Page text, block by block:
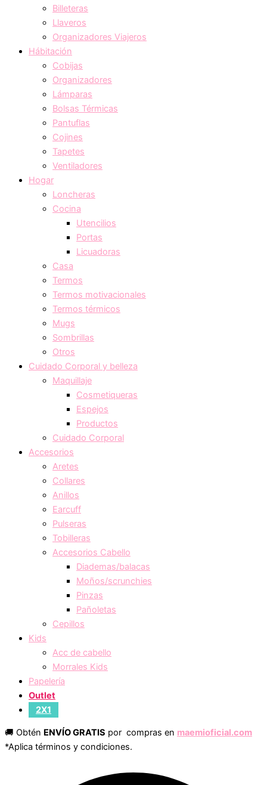
Billeteras
Llaveros
Organizadores Viajeros
Hábitación
Cobijas
Organizadores
Lámparas
Bolsas Térmicas
Pantuflas
Cojines
Tapetes
Ventiladores
Hogar
Loncheras
Cocina
Utencilios
Portas
Licuadoras
Casa
Termos
Termos motivacionales
Termos térmicos
Mugs
Sombrillas
Otros
Cuidado Corporal y belleza
Maquillaje
Cosmetiqueras
Espejos
Productos
Cuidado Corporal
Accesorios
Aretes
Collares
Anillos
Earcuff
Pulseras
Tobilleras
Accesorios Cabello
Diademas/balacas
Moños/scrunchies
Pinzas
Pañoletas
Cepillos
Kids
Acc de cabello
Morrales Kids
Papelería
Outlet
2X1
🚚 Obtén ENVÍO GRATIS por compras en maemioficial.com
*Aplica términos y condiciones.